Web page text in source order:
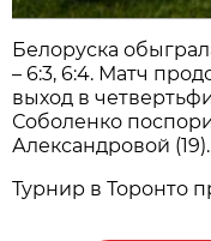
Белоруска
– 6:3, 6:4. Матч
выход в
Соболенко
Александровой (19).
Турнир в Торонто